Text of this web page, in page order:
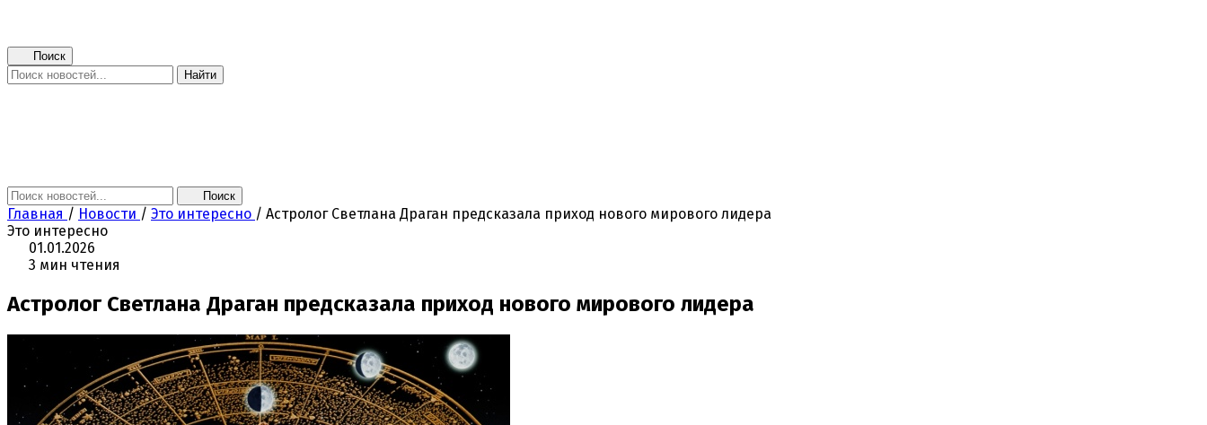
Поиск
Найти
Поиск
Главная / Новости / Это интересно / Астролог Светлана Драган предсказала приход нового мирового лидера
Это интересно
01.01.2026
3 мин чтения
Астролог Светлана Драган предсказала приход нового мирового лидера